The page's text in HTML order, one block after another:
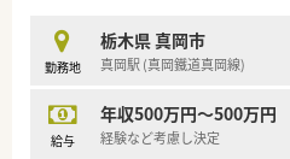
勤務地
栃木県 真岡市
真岡駅 (真岡鐵道真岡線)
給与
年収500万円～500万円
経験など考慮し決定